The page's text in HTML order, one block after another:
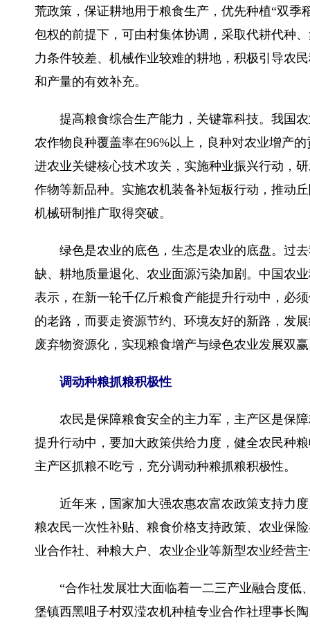
荒政策，保证耕地用于粮食生产，优先种植“双
包权的前提下，可由村集体协调，采取代耕代种
力条件较差、机械作业较难的耕地，积极引导农
和产量的有效补充。
提高粮食综合生产能力，关键靠科技。我国农
农作物良种覆盖率在96%以上，良种对农业增产
进农业关键核心技术攻关，实施种业振兴行动，
作物等新品种。实施农机装备补短板行动，推动
机械研制推广取得突破。
绿色是农业的底色，生态是农业的底盘。过去
缺、耕地质量退化、农业面源污染加剧。中国农
表示，在新一轮千亿斤粮食产能提升行动中，必
的老路，而要走资源节约、环境友好的新路，发
废弃物资源化，实现粮食增产与绿色农业发展双
调动种粮抓粮积极性
农民是保障粮食安全的主力军，主产区是保障
提升行动中，要加大政策供给力度，健全农民种
主产区抓粮不吃亏，充分调动种粮抓粮积极性。
近年来，国家加大强农惠农富农政策支持力度
粮农民一次性补贴、粮食价格支持政策、农业保
业合作社、种粮大户、农业企业等新型农业经营
“合作社发展壮大面临着一二三产业融合度低
堡镇西黑咀子村双滢农机种植专业合作社理事长